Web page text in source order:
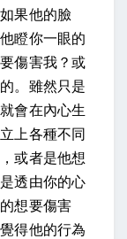
果他的臉
瞪你一眼的
傷害我？或
。雖然只是
會在內心生
上各種不同
或者是他想
透由你的心
想要傷害
得他的行為